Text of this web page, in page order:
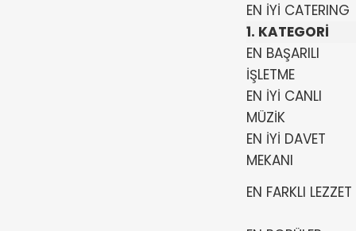
EN İYİ CATERING
1. KATEGORİ
EN BAŞARILI
İŞLETME
EN İYİ CANLI
MÜZİK
EN İYİ DAVET
MEKANI
EN FARKLI LEZZET